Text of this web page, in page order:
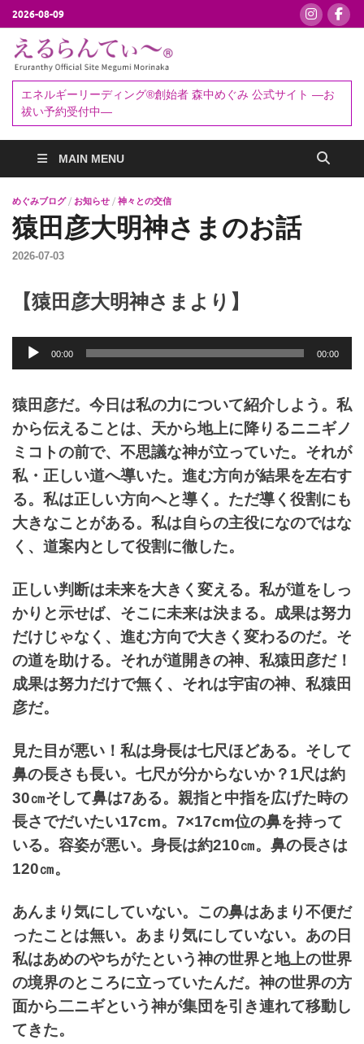
2026-08-09
ぃ～®
予約受付中
エネルギーリーディング®創始者 森中めぐみ 公式サイト ―お
祓い予約受付中―
MAIN MENU
めぐみブログ/ お知らせ / 神々との交信
猿田彦大明神さまのお話
2026-07-03
【猿田彦大明神さまより】
声
レ
ー
ヤ
ー
00:00 00:00
猿田彦だ。今日は私の力について紹介しよう。私
から伝えることは、天から地上に降りるニニギノ
ミコトの前で、不思議な神が立っていた。それが
私・正しい道へ導いた。進む方向が結果を左右す
る。私は正しい方向へと導く。ただ導く役割にも
大きなことがある。私は自らの主役になのではな
く、道案内として役割に徹した。
正しい判断は未来を大きく変える。私が道をしっ
かりと示せば、そこに未来は決まる。成果は努力
だけじゃなく、進む方向で大きく変わるのだ。そ
の道を助ける。 それが道開きの神、私猿田彦だ！
成果は努力だけで無く、それは宇宙の神、私猿田
彦だ。
見た目が悪い！私は身長は七尺ほどある。そして
鼻の長さも長い。七尺が分からないか？1尺は約
30㎝そして鼻は7ある。親指と中指を広げた時の
長さでだいたい17cm。7×17cm位の鼻を持って
いる。 容姿が悪い。身長は約210㎝。鼻の長さは
120㎝。
あんまり気にしていない。この鼻はあまり不便だ
ったことは無い。あまり気にしていない。あの日
私はあめのやちがたという神の世界と地上の世界
の境界のところに立っていたんだ。 神の世界の方
面から二ニギという神が集団を引き連れて移動し
てきた。